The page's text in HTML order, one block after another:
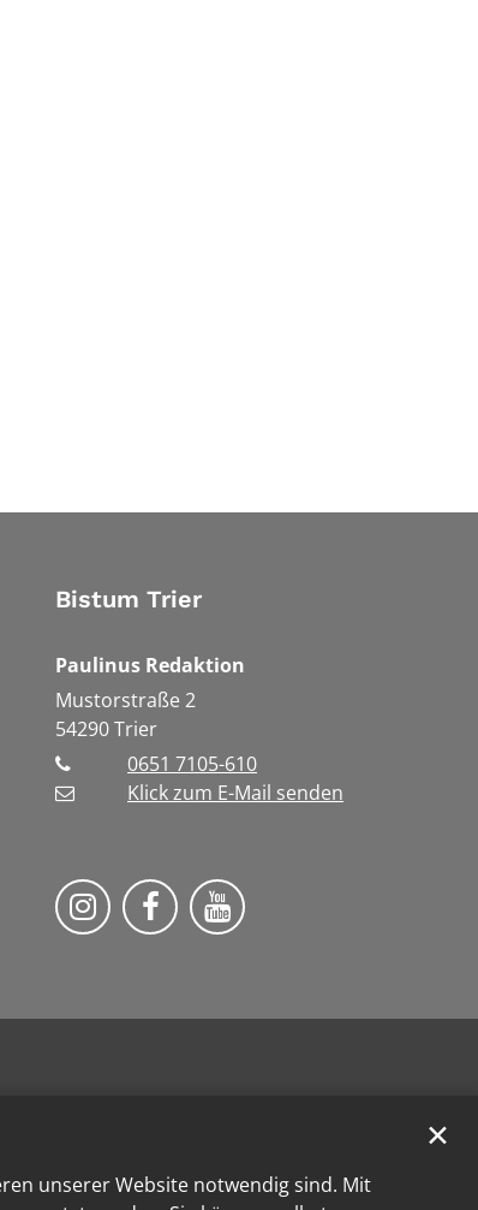
unserer Website notwendig sind. Mit
✕
Bistum Trier
Paulinus Redaktion
Mustorstraße 2
54290Trier
0651 7105-610
Klick zum E-Mail senden
Bistum Trier auf Instragram
Bistum Trier auf Facebook
Bistum Trier auf